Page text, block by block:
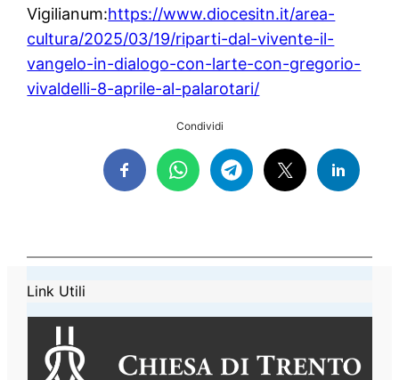
Vigilianum:https://www.diocesitn.it/area-
cultura/2025/03/19/riparti-dal-vivente-il-
vangelo-in-dialogo-con-larte-con-gregorio-
vivaldelli-8-aprile-al-palarotari/
Condividi
Link Utili